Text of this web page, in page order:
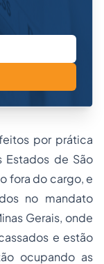
por prática
Estados de São
fora do cargo, e
no mandato
Gerais, onde
e estão
ocupando as